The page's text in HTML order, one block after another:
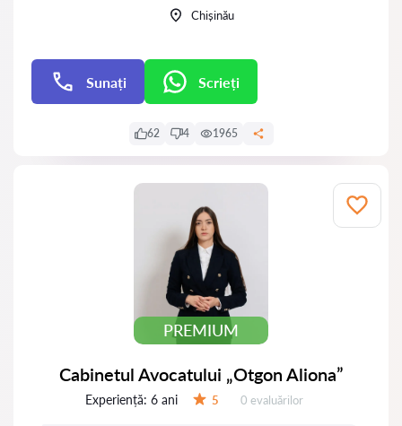
Chișinău
Sunați Scrieți
62 4 1965
PREMIUM
Cabinetul Avocatului „Otgon Aliona”
Experiență: 6 ani 5 Evaluărilor:
0 evaluărilor